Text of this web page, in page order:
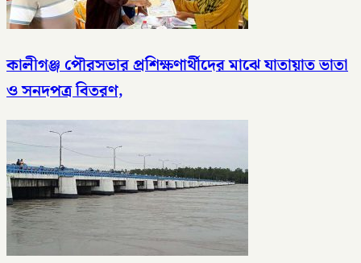
কালীগঞ্জ পৌরসভার প্রশিক্ষণার্থীদের মাঝে যাতায়াত ভাতা
ও সনদপত্র বিতরণ,